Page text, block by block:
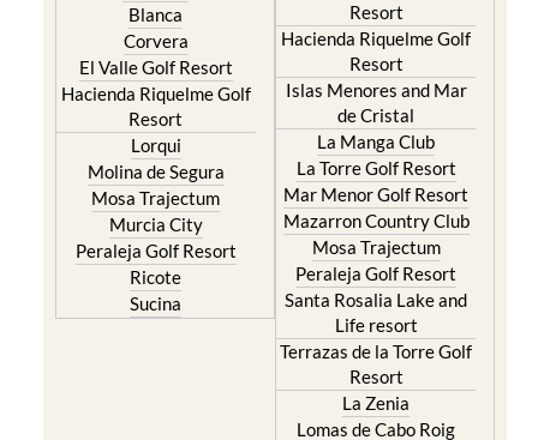
Blanca
Corvera
El Valle Golf Resort
Hacienda Riquelme Golf
Resort
Lorqui
Molina de Segura
Mosa Trajectum
Murcia City
Peraleja Golf Resort
Ricote
Sucina
Resort
Hacienda Riquelme Golf
Resort
Islas Menores and Mar
de Cristal
La Manga Club
La Torre Golf Resort
Mar Menor Golf Resort
Mazarron Country Club
Mosa Trajectum
Peraleja Golf Resort
Santa Rosalia Lake and
Life resort
Terrazas de la Torre Golf
Resort
La Zenia
Lomas de Cabo Roig